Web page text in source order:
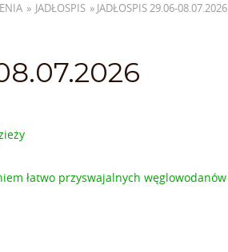
» JADŁOSPIS » JADŁOSPIS 29.06-08.07.2026
łatwo przyswajalnych węglowodanów